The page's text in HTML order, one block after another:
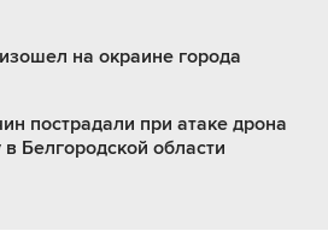
на окраине города
пострадали при атаке дрона
Белгородской области